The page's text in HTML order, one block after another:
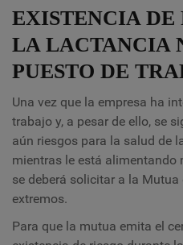
EXISTENCIA DE
LA LACTANCIA
PUESTO DE
Una vez que la empresa ha
trabajo y, a pesar de ello, se
aún riesgos para la salud de
mientras le está
se deberá solicitar a la
extremos.
Para que la mutua emita el